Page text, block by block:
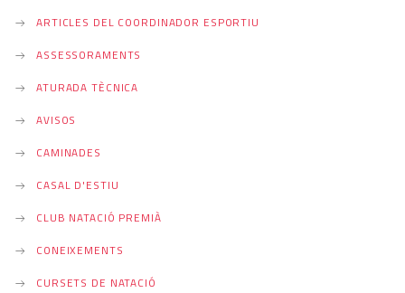
ARTICLES DEL COORDINADOR ESPORTIU
ASSESSORAMENTS
ATURADA TÈCNICA
AVISOS
CAMINADES
CASAL D'ESTIU
CLUB NATACIÓ PREMIÀ
CONEIXEMENTS
CURSETS DE NATACIÓ